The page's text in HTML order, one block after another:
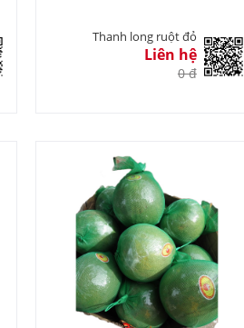
Thanh long ruột đỏ
Liên hệ
0 đ